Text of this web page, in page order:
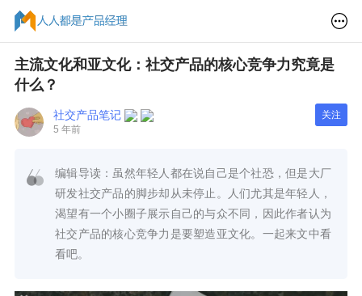
主流文化和亚文化：社交产品的核心竞争力究竟是
什么？
社交产品笔记
5 年前
关注
编辑导读：虽然年轻人都在说自己是个社恐，但是大厂
研发社交产品的脚步却从未停止。人们尤其是年轻人，
渴望有一个小圈子展示自己的与众不同，因此作者认为
社交产品的核心竞争力是要塑造亚文化。一起来文中看
看吧。